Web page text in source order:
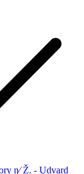
n⁄ Ž. - Udvard